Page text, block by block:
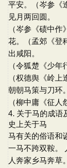
平安。（岑参《
见月两回圆。
（岑参《碛中
花。（孟郊《登
出咸阳。
（令狐楚《少年
（权德舆《岭上
朝朝马策与刀环。
（柳中庸《征人
4. 关于马的成语
史上关于马
马有关的俗语和
一马不跨双鞍。
人奔家乡马奔草